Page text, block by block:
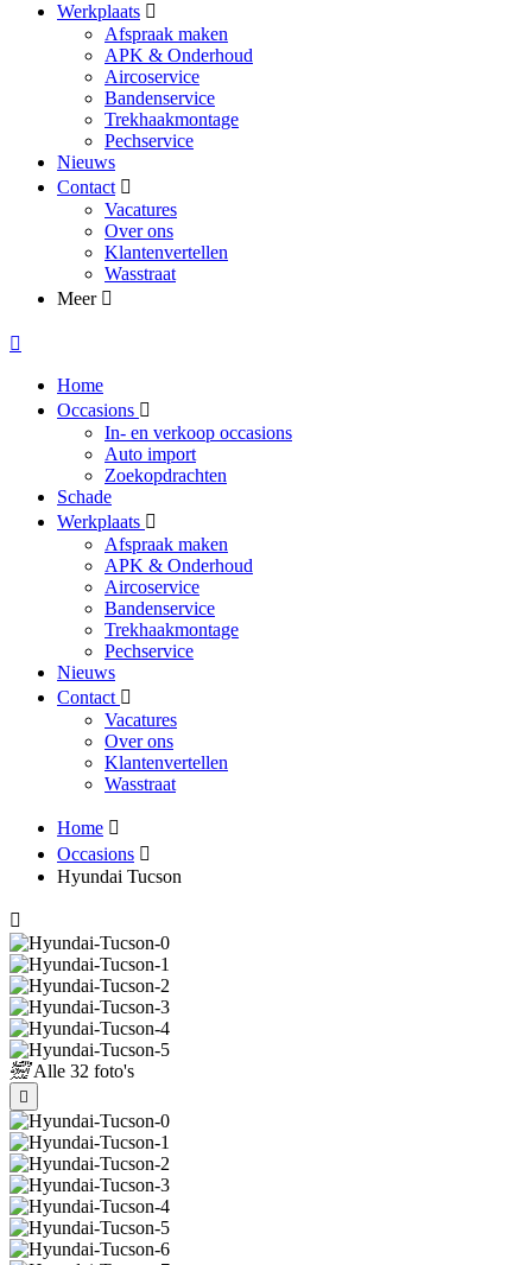
Werkplaats
Afspraak maken
APK & Onderhoud
Aircoservice
Bandenservice
Trekhaakmontage
Pechservice
Nieuws
Contact
Vacatures
Over ons
Klantenvertellen
Wasstraat
Meer
Home
Occasions
In- en verkoop occasions
Auto import
Zoekopdrachten
Schade
Werkplaats
Afspraak maken
APK & Onderhoud
Aircoservice
Bandenservice
Trekhaakmontage
Pechservice
Nieuws
Contact
Vacatures
Over ons
Klantenvertellen
Wasstraat
Home
Occasions
Hyundai Tucson
Alle 32 foto's